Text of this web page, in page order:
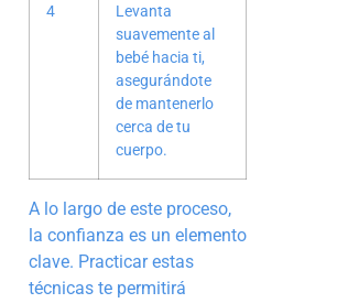
4
Levanta
suavemente al
bebé hacia ti,
asegurándote
de mantenerlo
cerca de tu
cuerpo.
A lo largo de este proceso,
la confianza es un elemento
clave. Practicar estas
técnicas te permitirá